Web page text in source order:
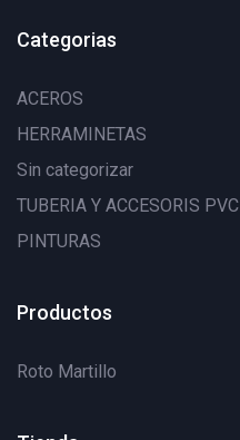
Categorias
ACEROS
HERRAMINETAS
Sin categorizar
TUBERIA Y ACCESORIS PVC
PINTURAS
Productos
Roto Martillo